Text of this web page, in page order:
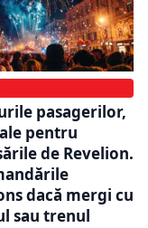
pasagerilor,
pentru
de Revelion.
dacă mergi cu
sau trenul